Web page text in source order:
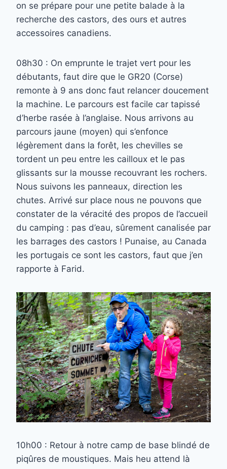
on se prépare pour une petite balade à la
recherche des castors, des ours et autres
accessoires canadiens.
08h30 : On emprunte le trajet vert pour les
débutants, faut dire que le GR20 (Corse)
remonte à 9 ans donc faut relancer doucement
la machine. Le parcours est facile car tapissé
d’herbe rasée à l’anglaise. Nous arrivons au
parcours jaune (moyen) qui s’enfonce
légèrement dans la forêt, les chevilles se
tordent un peu entre les cailloux et le pas
glissants sur la mousse recouvrant les rochers.
Nous suivons les panneaux, direction les
chutes. Arrivé sur place nous ne pouvons que
constater de la véracité des propos de l’accueil
du camping : pas d’eau, sûrement canalisée par
les barrages des castors ! Punaise, au Canada
les portugais ce sont les castors, faut que j’en
rapporte à Farid.
10h00 : Retour à notre camp de base blindé de
piqûres de moustiques. Mais heu attend là